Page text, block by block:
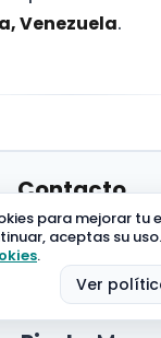
Venezuela.
Contacto
consulta,
relacionada
y
para mejorar tu
aceptas su uso.
.
Ver